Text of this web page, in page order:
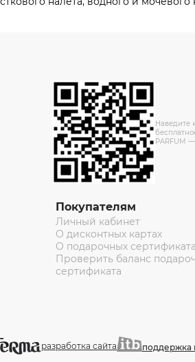
Наведите
PARFUM
Покупателям
Личный кабинет
О дисконтных картах
О подарочных
Проверить баланс
сертификата
разработка сайта поддержка